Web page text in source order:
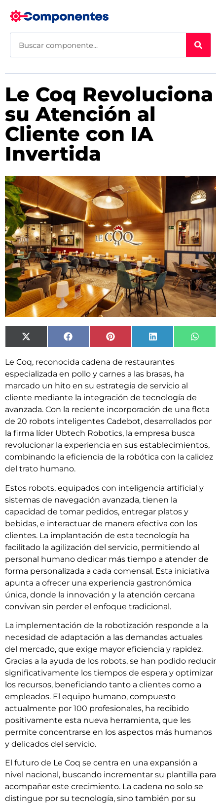
Le Coq Revoluciona
su Atención al
Cliente con IA
Invertida
X
(Twitter)
Facebook Pinterest LinkedIn
Le Coq, reconocida cadena de restaurantes
especializada en pollo y carnes a las brasas, ha
marcado un hito en su estrategia de servicio al
cliente mediante la integración de tecnología de
avanzada. Con la reciente incorporación de una flota
de 20 robots inteligentes Cadebot, desarrollados por
la firma líder Ubtech Robotics, la empresa busca
revolucionar la experiencia en sus establecimientos,
combinando la eficiencia de la robótica con la calidez
del trato humano.
Estos robots, equipados con inteligencia artificial y
sistemas de navegación avanzada, tienen la
capacidad de tomar pedidos, entregar platos y
bebidas, e interactuar de manera efectiva con los
clientes. La implantación de esta tecnología ha
facilitado la agilización del servicio, permitiendo al
personal humano dedicar más tiempo a atender de
forma personalizada a cada comensal. Esta iniciativa
apunta a ofrecer una experiencia gastronómica
única, donde la innovación y la atención cercana
convivan sin perder el enfoque tradicional.
La implementación de la robotización responde a la
necesidad de adaptación a las demandas actuales
del mercado, que exige mayor eficiencia y rapidez.
Gracias a la ayuda de los robots, se han podido reducir
significativamente los tiempos de espera y optimizar
los recursos, beneficiando tanto a clientes como a
empleados. El equipo humano, compuesto
actualmente por 100 profesionales, ha recibido
positivamente esta nueva herramienta, que les
permite concentrarse en los aspectos más humanos
y delicados del servicio.
El futuro de Le Coq se centra en una expansión a
nivel nacional, buscando incrementar su plantilla para
acompañar este crecimiento. La cadena no solo se
distingue por su tecnología, sino también por su